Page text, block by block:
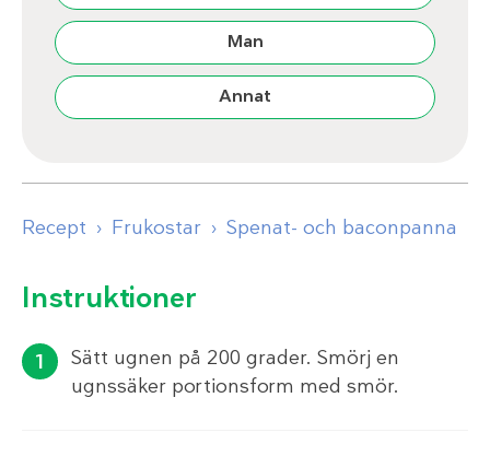
Man
Annat
Recept Frukostar Spenat- och baconpanna
Instruktioner
Sätt ugnen på 200 grader. Smörj en
ugnssäker portionsform med smör.